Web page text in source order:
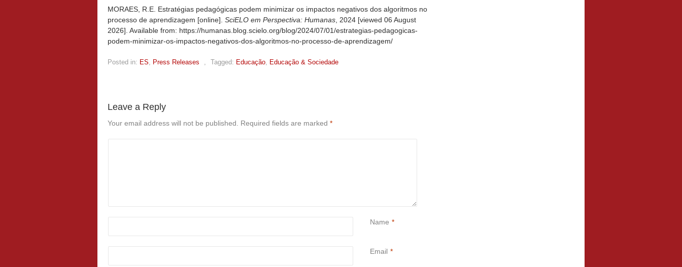
MORAES, R.E. Estratégias pedagógicas podem minimizar os impactos negativos dos algoritmos no
processo de aprendizagem [online]. SciELO em Perspectiva: Humanas, 2024 [viewed 06 August
2026]. Available from: https://humanas.blog.scielo.org/blog/2024/07/01/estrategias-pedagogicas-
podem-minimizar-os-impactos-negativos-dos-algoritmos-no-processo-de-aprendizagem/
Posted in: ES, Press Releases , Tagged: Educação, Educação & Sociedade
Leave a Reply
Your email address will not be published. Required fields are marked *
Name *
Email *